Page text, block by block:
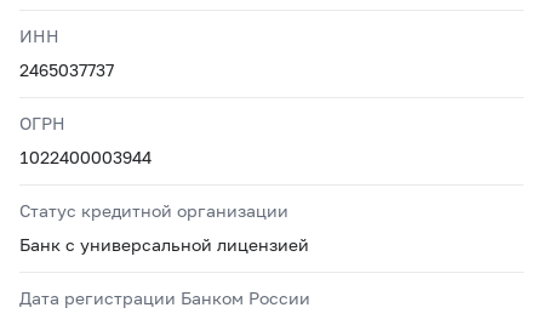
ИНН
2465037737
ОГРН
1022400003944
Статус кредитной организации
Банк с универсальной лицензией
Дата регистрации Банком России